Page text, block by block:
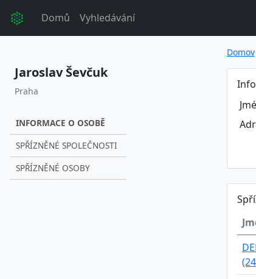
Domů Vyhledávání
Jaroslav Ševčuk
Praha
INFORMACE O OSOBĚ
SPŘÍZNĚNÉ SPOLEČNOSTI
SPŘÍZNĚNÉ OSOBY
Domov